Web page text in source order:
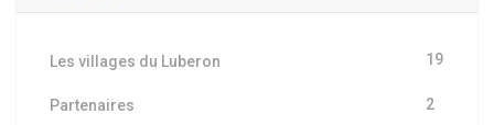
Les villages du Luberon 19
Partenaires 2